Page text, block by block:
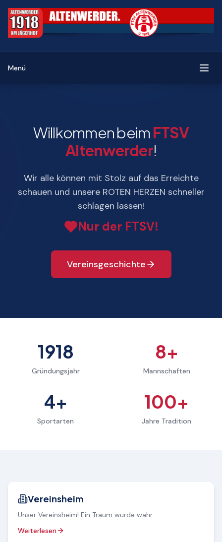
Menü
Willkommen beim FTSV
Altenwerder!
Wir alle können mit Stolz auf das Erreichte
schauen und unsere ROTEN HERZEN schneller
schlagen lassen!
Nur der FTSV!
Vereinsgeschichte
1918
Gründungsjahr
8+
Mannschaften
4+
Sportarten
100+
Jahre Tradition
Vereinsheim
Unser Vereinsheim! Ein Traum wurde wahr.
Weiterlesen